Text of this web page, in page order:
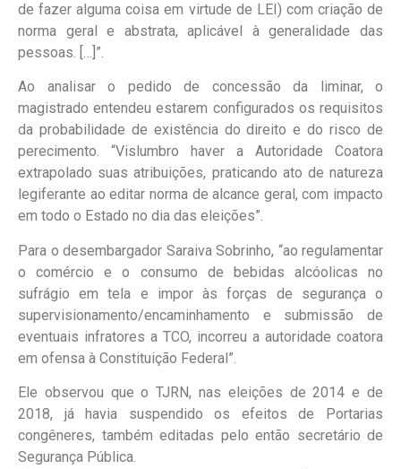
de fazer alguma coisa em virtude de LEI) com criação de
norma geral e abstrata, aplicável à generalidade das
pessoas. […]”.
Ao analisar o pedido de concessão da liminar, o
magistrado entendeu estarem configurados os requisitos
da probabilidade de existência do direito e do risco de
perecimento. “Vislumbro haver a Autoridade Coatora
extrapolado suas atribuições, praticando ato de natureza
legiferante ao editar norma de alcance geral, com impacto
em todo o Estado no dia das eleições”.
Para o desembargador Saraiva Sobrinho, “ao regulamentar
o comércio e o consumo de bebidas alcóolicas no
sufrágio em tela e impor às forças de segurança o
supervisionamento/encaminhamento e submissão de
eventuais infratores a TCO, incorreu a autoridade coatora
em ofensa à Constituição Federal”.
Ele observou que o TJRN, nas eleições de 2014 e de
2018, já havia suspendido os efeitos de Portarias
congêneres, também editadas pelo então secretário de
Segurança Pública.